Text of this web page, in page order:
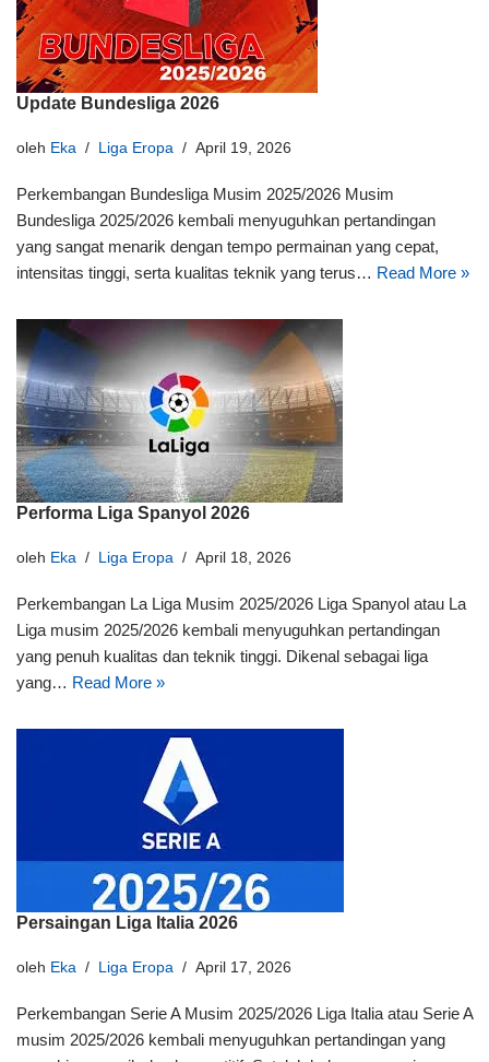
Update Bundesliga 2026
oleh Eka Liga Eropa April 19, 2026
Perkembangan Bundesliga Musim 2025/2026 Musim
Bundesliga 2025/2026 kembali menyuguhkan pertandingan
yang sangat menarik dengan tempo permainan yang cepat,
intensitas tinggi, serta kualitas teknik yang terus… Read More »
Performa Liga Spanyol 2026
oleh Eka Liga Eropa April 18, 2026
Perkembangan La Liga Musim 2025/2026 Liga Spanyol atau La
Liga musim 2025/2026 kembali menyuguhkan pertandingan
yang penuh kualitas dan teknik tinggi. Dikenal sebagai liga
yang… Read More »
Persaingan Liga Italia 2026
oleh Eka Liga Eropa April 17, 2026
Perkembangan Serie A Musim 2025/2026 Liga Italia atau Serie A
musim 2025/2026 kembali menyuguhkan pertandingan yang